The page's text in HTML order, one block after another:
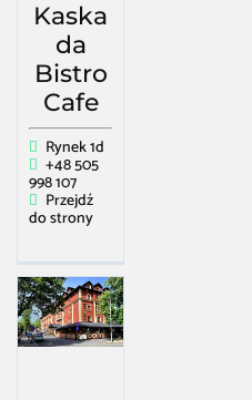
Kaska
da
Bistro
Cafe
Rynek 1d
+48 505
998 107
Przejdź
do strony